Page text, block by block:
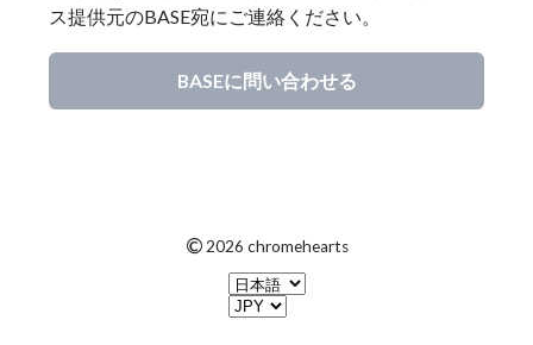
ス提供元のBASE宛にご連絡ください。
BASEに問い合わせる
© 2026 chromehearts